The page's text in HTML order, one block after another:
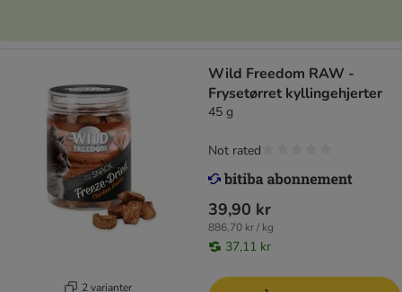
2 varianter
Wild Freedom RAW -
Frysetørret kyllingehjerter
45 g
39,90 kr
886,70 kr / kg
37,11 kr
Not rated